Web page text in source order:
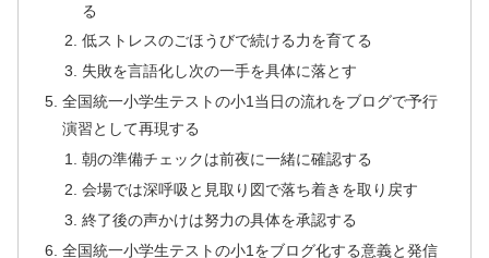
る
低ストレスのごほうびで続ける力を育てる
失敗を言語化し次の一手を具体に落とす
全国統一小学生テストの小1当日の流れをブログで予行
演習として再現する
朝の準備チェックは前夜に一緒に確認する
会場では深呼吸と見取り図で落ち着きを取り戻す
終了後の声かけは努力の具体を承認する
全国統一小学生テストの小1をブログ化する意義と発信